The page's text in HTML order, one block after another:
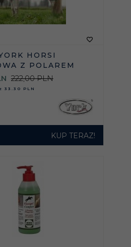
HORSI
Z POLAREM
222,00 PLN
33.30 PLN
KUP TERAZ!